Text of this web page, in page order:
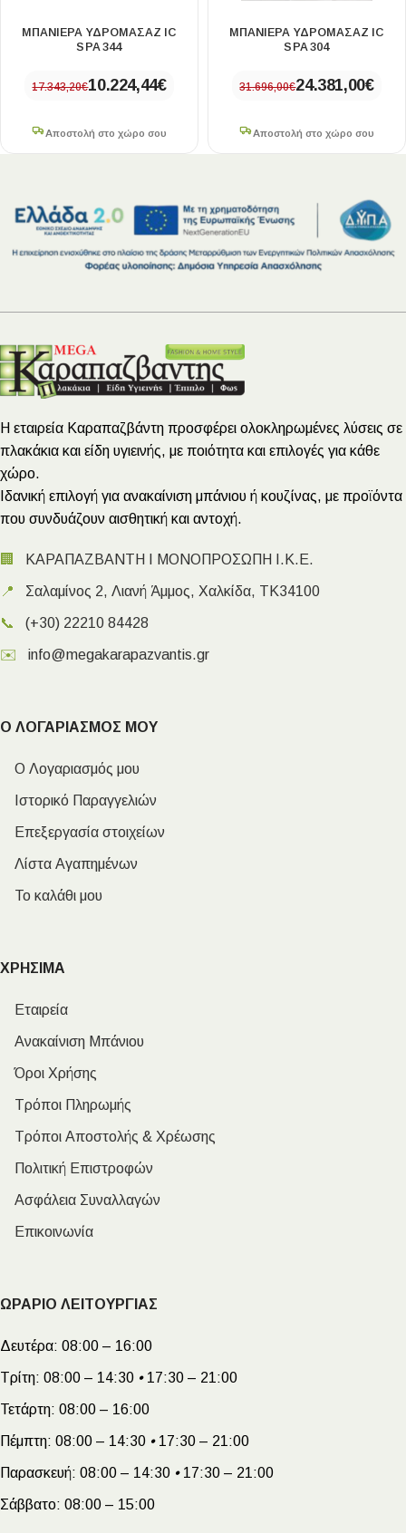
ΜΠΑΝΙΈΡΑ ΥΔΡΟΜΑΣΆΖ IC
SPA 344
17.343,20€10.224,44€
Αποστολή στο χώρο σου
ΜΠΑΝΙΈΡΑ ΥΔΡΟΜΑΣΆΖ IC
SPA 304
31.696,00€24.381,00€
Αποστολή στο χώρο σου
Η εταιρεία Καραπαζβάντη προσφέρει ολοκληρωμένες λύσεις σε
πλακάκια και είδη υγιεινής, με ποιότητα και επιλογές για κάθε
χώρο.
Ιδανική επιλογή για ανακαίνιση μπάνιου ή κουζίνας, με προϊόντα
που συνδυάζουν αισθητική και αντοχή.
🏢 ΚΑΡΑΠΑΖΒΑΝΤΗ Ι ΜΟΝΟΠΡΟΣΩΠΗ Ι.Κ.Ε.
📍 Σαλαμίνος 2, Λιανή Άμμος, Χαλκίδα, ΤΚ34100
📞 (+30) 22210 84428
✉️ info@megakarapazvantis.gr
Ο ΛΟΓΑΡΙΑΣΜΟΣ ΜΟΥ
Ο Λογαριασμός μου
Ιστορικό Παραγγελιών
Επεξεργασία στοιχείων
Λίστα Αγαπημένων
Το καλάθι μου
ΧΡΗΣΙΜΑ
Εταιρεία
Ανακαίνιση Μπάνιου
Όροι Χρήσης
Τρόποι Πληρωμής
Τρόποι Αποστολής & Χρέωσης
Πολιτική Επιστροφών
Ασφάλεια Συναλλαγών
Επικοινωνία
ΩΡΑΡΙΟ ΛΕΙΤΟΥΡΓΙΑΣ
Δευτέρα: 08:00 – 16:00
Τρίτη: 08:00 – 14:30 •17:30 – 21:00
Τετάρτη: 08:00 – 16:00
Πέμπτη: 08:00 – 14:30 •17:30 – 21:00
Παρασκευή: 08:00 – 14:30 •17:30 – 21:00
Σάββατο: 08:00 – 15:00